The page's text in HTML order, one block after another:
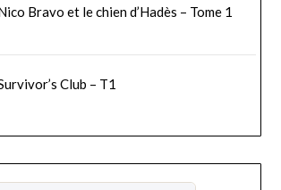
Bravo et le chien d’Hadès – Tome 1
Club – T1